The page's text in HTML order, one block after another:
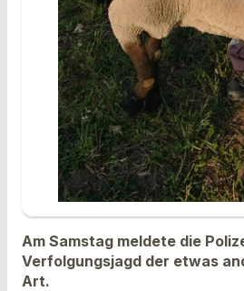
Am Samstag meldete die
Verfolgungsjagd der etwas
Art.